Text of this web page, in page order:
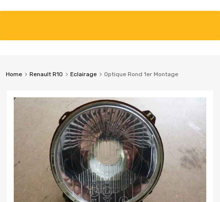
Home Renault R10 Eclairage Optique Rond 1er Montage